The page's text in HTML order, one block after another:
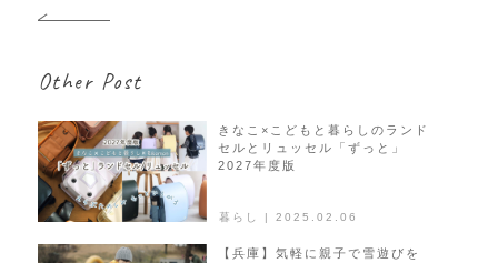
稿
ゲ
シ
ョ
ン
Other Post
暮らし | 2025.02.06
きなこ×こどもと暮らしのランド
セルとリュッセル「ずっと」
2027年度版
【兵庫】気軽に親子で雪遊びを